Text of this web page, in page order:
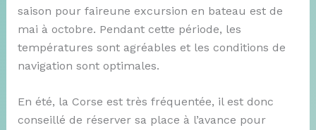
saison pour faireune excursion en bateau est de
mai à octobre. Pendant cette période, les
températures sont agréables et les conditions de
navigation sont optimales.
En été, la Corse est très fréquentée, il est donc
conseillé de réserver sa place à l’avance pour